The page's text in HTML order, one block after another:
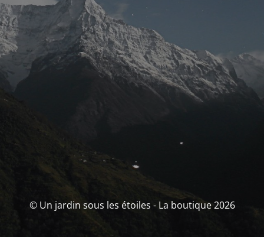
© Un jardin sous les étoiles - La boutique 2026